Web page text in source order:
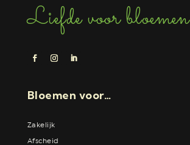
Liefde voor bloemen
Bloemen voor…
Zakelijk
Afscheid